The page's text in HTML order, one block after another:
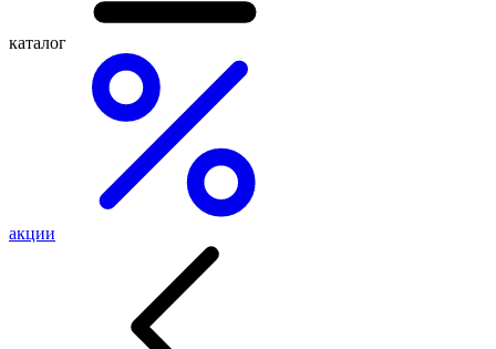
каталог
акции